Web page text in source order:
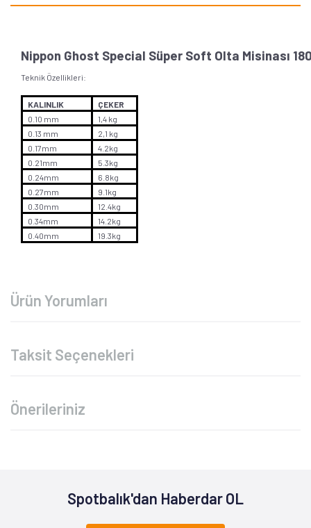
Nippon Ghost Special Süper Soft Olta Misinası
Teknik Özellikleri:
KALINLIK
ÇEKER
0.10 mm
1,4 kg
0.13 mm
2,1 kg
0.17mm
4.2kg
0.21mm
5.3kg
0.24mm
6.8kg
0.27mm
9.1kg
0.30mm
12.4kg
0.34mm
14.2kg
0.40mm
19.3kg
Ürün Yorumları
Taksit Seçenekleri
Önerileriniz
Spotbalık'dan Haberdar OL